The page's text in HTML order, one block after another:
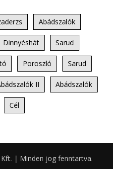
Abádszalók
Dinnyéshát Sarud
Poroszló Sarud
II Abádszalók
Cél
| Minden jog fenntartva.